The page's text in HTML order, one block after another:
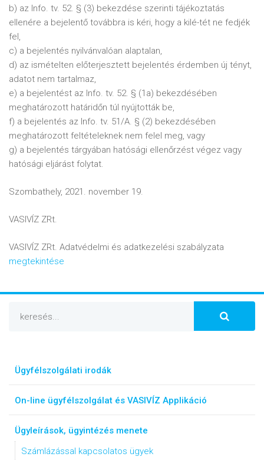
b) az Info. tv. 52. § (3) bekezdése szerinti tájékoztatás
ellenére a bejelentő továbbra is kéri, hogy a kilé-tét ne fedjék
fel,
c) a bejelentés nyilvánvalóan alaptalan,
d) az ismételten előterjesztett bejelentés érdemben új tényt,
adatot nem tartalmaz,
e) a bejelentést az Info. tv. 52. § (1a) bekezdésében
meghatározott határidőn túl nyújtották be,
f) a bejelentés az Info. tv. 51/A. § (2) bekezdésében
meghatározott feltételeknek nem felel meg, vagy
g) a bejelentés tárgyában hatósági ellenőrzést végez vagy
hatósági eljárást folytat.
Szombathely, 2021. november 19.
VASIVÍZ ZRt.
VASIVÍZ ZRt. Adatvédelmi és adatkezelési szabályzata
megtekintése
Ügyfélszolgálati irodák
On-line ügyfélszolgálat és VASIVÍZ Applikáció
Ügyleírások, ügyintézés menete
Számlázással kapcsolatos ügyek